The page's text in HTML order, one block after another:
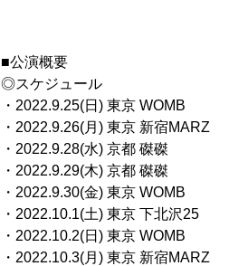
■公演概要
◎スケジュール
・2022.9.25(日) 東京
・2022.9.26(月) 東京 新宿
・2022.9.28(水) 京都 磔磔
・2022.9.29(木) 京都 磔磔
・2022.9.30(金) 東京
・2022.10.1(土) 東京 下北沢
・2022.10.2(日) 東京
・2022.10.3(月) 東京 新宿